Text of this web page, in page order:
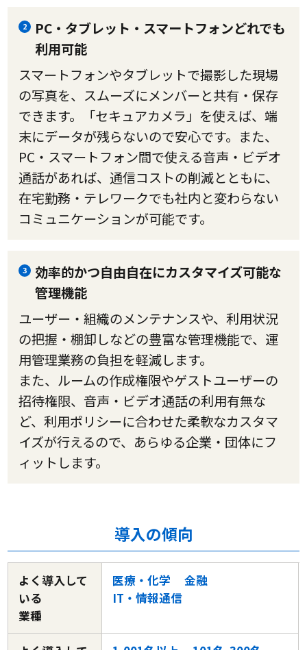
2
PC・タブレット・スマートフォンどれでも
利用可能
スマートフォンやタブレットで撮影した現場
の写真を、スムーズにメンバーと共有・保存
できます。「セキュアカメラ」を使えば、端
末にデータが残らないので安心です。また、
PC・スマートフォン間で使える音声・ビデオ
通話があれば、通信コストの削減とともに、
在宅勤務・テレワークでも社内と変わらない
コミュニケーションが可能です。
3
効率的かつ自由自在にカスタマイズ可能な
管理機能
ユーザー・組織のメンテナンスや、利用状況
の把握・棚卸しなどの豊富な管理機能で、運
用管理業務の負担を軽減します。
また、ルームの作成権限やゲストユーザーの
招待権限、音声・ビデオ通話の利用有無な
ど、利用ポリシーに合わせた柔軟なカスタマ
イズが行えるので、あらゆる企業・団体にフ
ィットします。
導入の傾向
よく導入して
いる
業種
医療・化学
金融
IT・情報通信